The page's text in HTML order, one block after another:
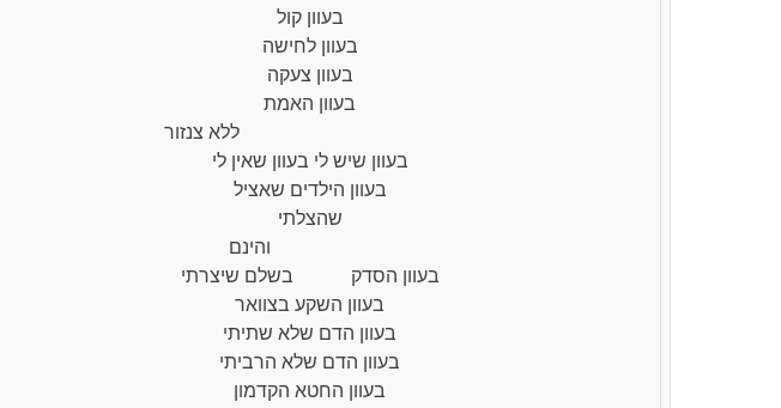
בעוון קול
בעוון לחישה
בעוון צעקה
בעוון האמת
ללא צנזור
בעוון שיש לי בעוון שאין לי
בעוון הילדים שאציל
שהצלתי
והינם
בעוון הסדק בשלם שיצרתי
בעוון השקע בצוואר
בעוון הדם שלא שתיתי
בעוון הדם שלא הרביתי
בעוון החטא הקדמון